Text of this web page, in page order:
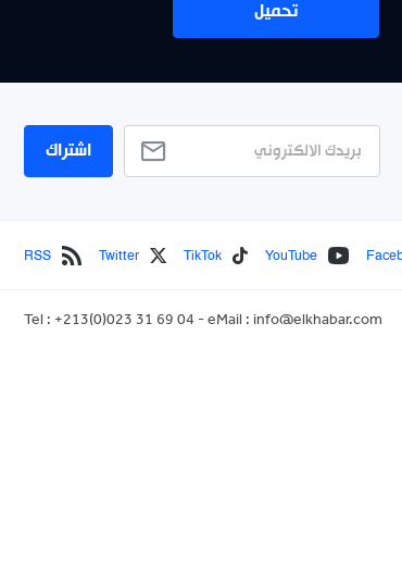
تحميل
اشتراك
YouTube
TikTok
Twitter
RSS
Tel : +213(0)023 31 69 04 - eMail : info@elkhabar.com